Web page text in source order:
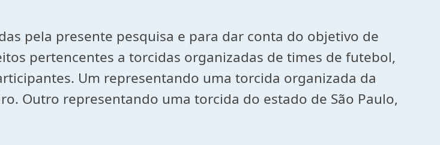
pela presente pesquisa e para dar conta do objetivo de
pertencentes a torcidas organizadas de times de futebol,
Um representando uma torcida organizada da
Outro representando uma torcida do estado de São Paulo,